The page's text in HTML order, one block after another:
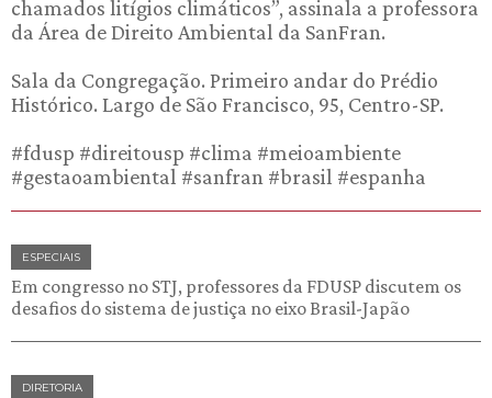
chamados litígios climáticos”, assinala a professora
da Área de Direito Ambiental da SanFran.
Sala da Congregação. Primeiro andar do Prédio
Histórico. Largo de São Francisco, 95, Centro-SP.
#fdusp #direitousp #clima #meioambiente
#gestaoambiental #sanfran #brasil #espanha
ESPECIAIS
Em congresso no STJ, professores da FDUSP discutem os
desafios do sistema de justiça no eixo Brasil-Japão
DIRETORIA